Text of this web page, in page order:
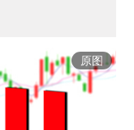
原图